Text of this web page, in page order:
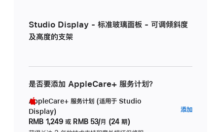
Studio Display - 标准玻璃面板 - 可调倾斜度
及高度的支架
是否要添加 AppleCare+ 服务计划？
AppleCare+ 服务计划 (适用于 Studio
Display)
RMB 1,249 或 RMB 53/月 (24 期)
添加